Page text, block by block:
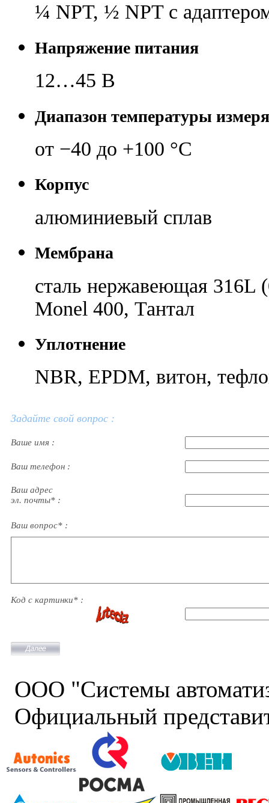
¼ NPT, ½ NPT с
Напряжение питания
12…45 В
Диапазон температуры
от −40 до +100 °C
Корпус
алюминиевый сплав
Мембрана
сталь нержавеющая 316L
Monel 400, Тантал
Уплотнение
NBR, EPDM, витон,
Задайте свой вопрос :
Ваше имя :
Ваш телефон :
Ваш адрес
эл. почты* :
Ваш вопрос* :
Код с картинки* :
ООО "Системы
Официальный